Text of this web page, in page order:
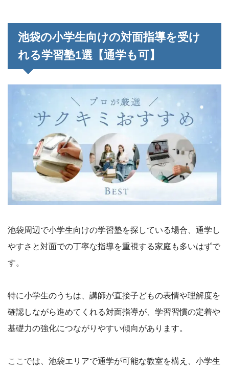
池袋の小学生向けの対面指導を受け
れる学習塾1選【通学も可】
池袋周辺で小学生向けの学習塾を探している場合、通学し
やすさと対面での丁寧な指導を重視する家庭も多いはずで
す。
特に小学生のうちは、講師が直接子どもの表情や理解度を
確認しながら進めてくれる対面指導が、学習習慣の定着や
基礎力の強化につながりやすい傾向があります。
ここでは、池袋エリアで通学が可能な教室を構え、小学生